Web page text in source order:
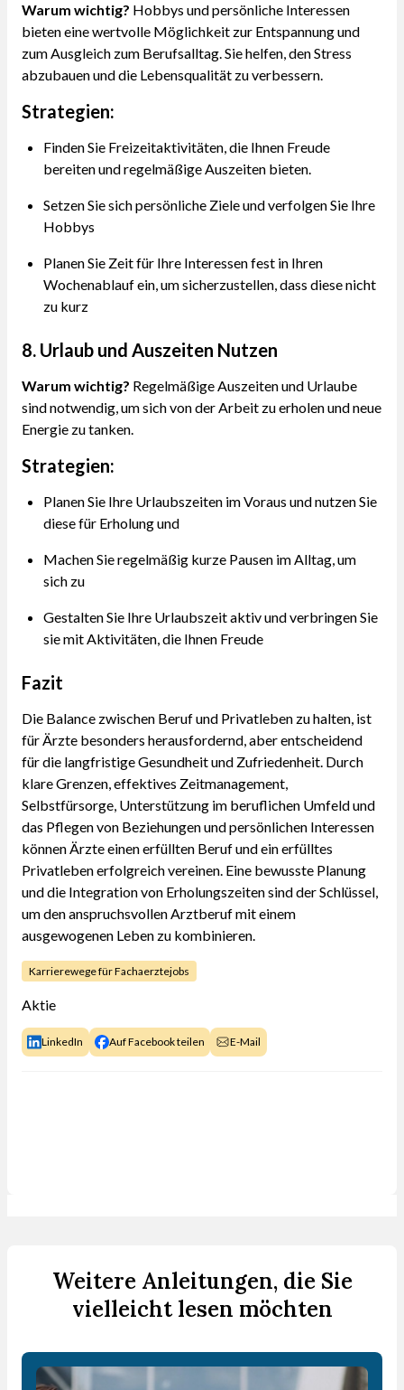
Warum wichtig? Hobbys und persönliche Interessen
bieten eine wertvolle Möglichkeit zur Entspannung und
zum Ausgleich zum Berufsalltag. Sie helfen, den Stress
abzubauen und die Lebensqualität zu verbessern.
Strategien:
Finden Sie Freizeitaktivitäten, die Ihnen Freude
bereiten und regelmäßige Auszeiten bieten.
Setzen Sie sich persönliche Ziele und verfolgen Sie Ihre
Hobbys
Planen Sie Zeit für Ihre Interessen fest in Ihren
Wochenablauf ein, um sicherzustellen, dass diese nicht
zu kurz
8. Urlaub und Auszeiten Nutzen
Warum wichtig? Regelmäßige Auszeiten und Urlaube
sind notwendig, um sich von der Arbeit zu erholen und neue
Energie zu tanken.
Strategien:
Planen Sie Ihre Urlaubszeiten im Voraus und nutzen Sie
diese für Erholung und
Machen Sie regelmäßig kurze Pausen im Alltag, um
sich zu
Gestalten Sie Ihre Urlaubszeit aktiv und verbringen Sie
sie mit Aktivitäten, die Ihnen Freude
Fazit
Die Balance zwischen Beruf und Privatleben zu halten, ist
für Ärzte besonders herausfordernd, aber entscheidend
für die langfristige Gesundheit und Zufriedenheit. Durch
klare Grenzen, effektives Zeitmanagement,
Selbstfürsorge, Unterstützung im beruflichen Umfeld und
das Pflegen von Beziehungen und persönlichen Interessen
können Ärzte einen erfüllten Beruf und ein erfülltes
Privatleben erfolgreich vereinen. Eine bewusste Planung
und die Integration von Erholungszeiten sind der Schlüssel,
um den anspruchsvollen Arztberuf mit einem
ausgewogenen Leben zu kombinieren.
Karrierewege für Fachaerztejobs
Aktie
LinkedIn Auf Facebook teilen E-Mail
Weitere Anleitungen, die Sie
vielleicht lesen möchten